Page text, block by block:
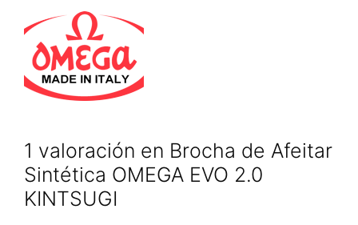
1 valoración en Brocha de Afeitar
Sintética OMEGA EVO 2.0
KINTSUGI